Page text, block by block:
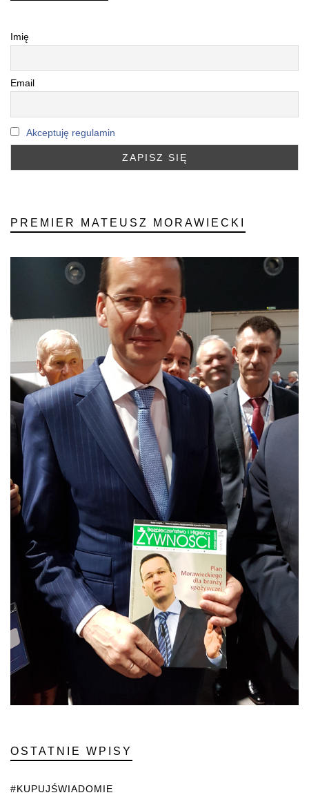
Imię
Email
Akceptuję regulamin
PREMIER MATEUSZ MORAWIECKI
OSTATNIE WPISY
#KUPUJŚWIADOMIE